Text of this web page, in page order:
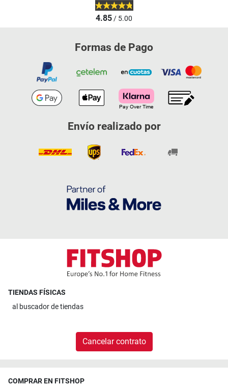
4.85/ 5.00
Formas de Pago
Envío realizado por
TIENDAS FÍSICAS
al buscador de tiendas
Cancelar contrato
COMPRAR EN FITSHOP